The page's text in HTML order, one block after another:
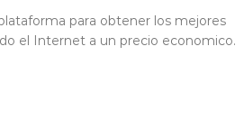
para obtener los mejores
el Internet a un precio economico.